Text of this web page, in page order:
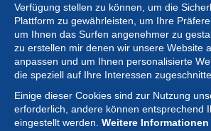
Verfügung stellen zu können, um die
Plattform zu gewährleisten, um Ihre
um Ihnen das Surfen angenehmer zu
zu erstellen mir denen wir unsere Website
anpassen und um Ihnen personalisierte
die speziell auf Ihre Interessen
Einige dieser Cookies sind zur Nutzung
erforderlich, andere können entsprechend
eingestellt werden. Weitere Informationen
Sammlung
Neuigkeiten